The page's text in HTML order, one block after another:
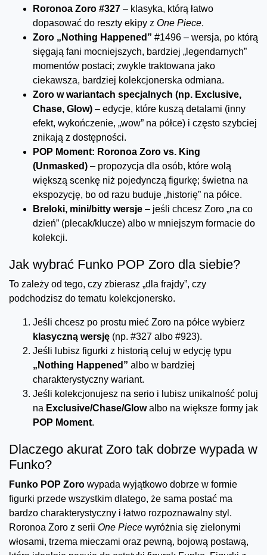
Roronoa Zoro #327 – klasyka, którą łatwo
dopasować do reszty ekipy z One Piece.
Zoro „Nothing Happened” #1496 – wersja, po którą
sięgają fani mocniejszych, bardziej „legendarnych”
momentów postaci; zwykle traktowana jako
ciekawsza, bardziej kolekcjonerska odmiana.
Zoro w wariantach specjalnych (np. Exclusive,
Chase, Glow) – edycje, które kuszą detalami (inny
efekt, wykończenie, „wow” na półce) i często szybciej
znikają z dostępności.
POP Moment: Roronoa Zoro vs. King
(Unmasked) – propozycja dla osób, które wolą
większą scenkę niż pojedynczą figurkę; świetna na
ekspozycję, bo od razu buduje „historię” na półce.
Breloki, mini/bitty wersje – jeśli chcesz Zoro „na co
dzień” (plecak/klucze) albo w mniejszym formacie do
kolekcji.
Jak wybrać Funko POP Zoro dla siebie?
To zależy od tego, czy zbierasz „dla frajdy”, czy
podchodzisz do tematu kolekcjonersko.
Jeśli chcesz po prostu mieć Zoro na półce wybierz
klasyczną wersję (np. #327 albo #923).
Jeśli lubisz figurki z historią celuj w edycję typu
„Nothing Happened” albo w bardziej
charakterystyczny wariant.
Jeśli kolekcjonujesz na serio i lubisz unikalność poluj
na Exclusive/Chase/Glowalbo na większe formy jak
POP Moment.
Dlaczego akurat Zoro tak dobrze wypada w
Funko?
Funko POP Zoro wypada wyjątkowo dobrze w formie
figurki przede wszystkim dlatego, że sama postać ma
bardzo charakterystyczny i łatwo rozpoznawalny styl.
Roronoa Zoro z serii One Piece wyróżnia się zielonymi
włosami, trzema mieczami oraz pewną, bojową postawą,